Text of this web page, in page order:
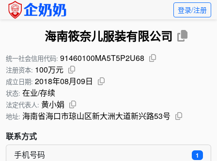
登录/注册
海南筱奈儿服装有限公司
统一社会信用代码: 91460100MA5T5P2U68
注册资本: 100万元
成立日期: 2018年08月09日
状态: 在业/存续
法定代表人: 黄小娟
地址: 海南省海口市琼山区新大洲大道新兴路53号
联系方式
1
手机号码